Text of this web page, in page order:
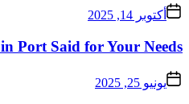
أكتوبر 14, 2025
Port Said for Your Needs
يونيو 25, 2025